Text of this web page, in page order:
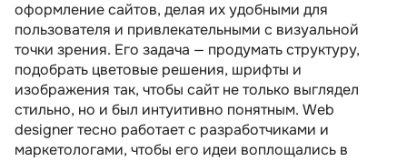
Какими знаниями и умениями должен
обладать веб-дизайнер
Минимальные требования к кандидатам на
должность
Карьерный рост специалиста
Какие зарплаты у веб-дизайнера?
оформление сайтов, делая их удобными для
пользователя и привлекательными с визуальной
точки зрения. Его задача — продумать структуру,
подобрать цветовые решения, шрифты и
изображения так, чтобы сайт не только выглядел
стильно, но и был интуитивно понятным. Web
designer тесно работает с разработчиками и
маркетологами, чтобы его идеи воплощались в